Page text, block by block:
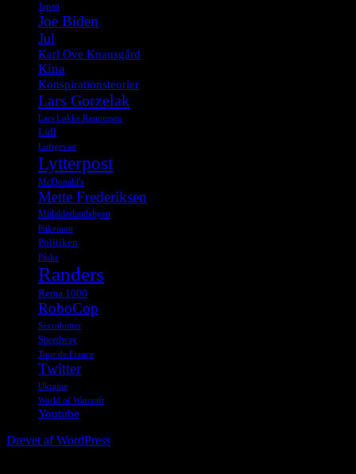
Japan
Joe Biden
Jul
Karl Ove Knausgård
Kina
Konspirationsteorier
Lars Gorzelak
Lars Løkke Rasmussen
Lidl
Luftgevær
Lytterpost
McDonald's
Mette Frederiksen
Midalderlandsbyen
Pokemon
Politiken
Påske
Randers
Rema 1000
RoboCop
Sexrobotter
Speedway
Tour de France
Twitter
Ukraine
World of Warcraft
Youtube
Drevet af WordPress